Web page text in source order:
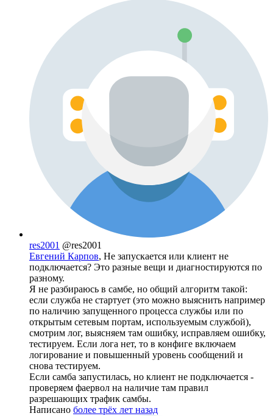
res2001 @res2001
Евгений Карпов, Не запускается или клиент не
подключается? Это разные вещи и диагностируются по
разному.
Я не разбираюсь в самбе, но общий алгоритм такой:
если служба не стартует (это можно выяснить например
по наличию запущенного процесса службы или по
открытым сетевым портам, используемым службой),
смотрим лог, выясняем там ошибку, исправляем ошибку,
тестируем. Если лога нет, то в конфиге включаем
логирование и повышенный уровень сообщений и
снова тестируем.
Если самба запустилась, но клиент не подключается -
проверяем фаервол на наличие там правил
разрешающих трафик самбы.
Написано более трёх лет назад